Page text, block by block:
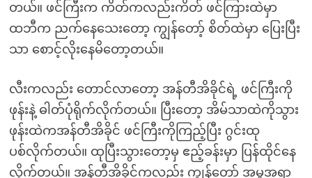
တယ်။ ဖင်ကြီးက ကိတ်ကလည်းကိတ် ဖင်ကြားထဲမှာ
ထဘီက ညက်နေသေးတော့ ကျွန်တော့် စိတ်ထဲမှာ ပြေးပြီး
သာ စောင့်လိုးနေမိတော့တယ်။
လီးကလည်း တောင်လာတော့ အန်တီအိခိုင်ရဲ့ ဖင်ကြီးကို
ဖုန်းနဲ့ ဓါတ်ပုံရိုက်လိုက်တယ်။ ပြီးတော့ အိမ်သာထဲကိုသွား
ဖုန်းထဲကအန်တီအိခိုင် ဖင်ကြီးကိုကြည့်ပြီး ဂွင်းထု
ပစ်လိုက်တယ်။ ထုပြီးသွားတော့မှ ဧည့်ခန်းမှာ ပြန်ထိုင်နေ
လိုက်တယ်။ အန်တီအိခိုင်ကလည်း ကျွန်တော် အမူအရာ